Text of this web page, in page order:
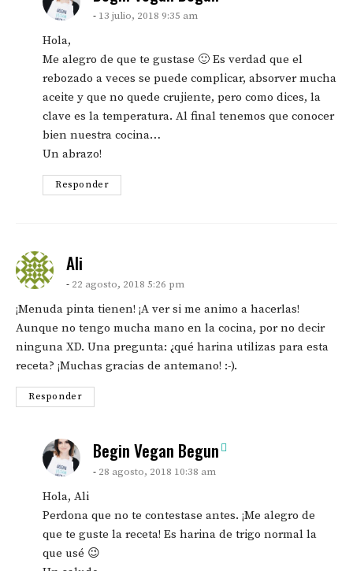
13 julio, 2018 9:35 am
Hola,
Me alegro de que te gustase 🙂 Es verdad que el
rebozado a veces se puede complicar, absorver mucha
aceite y que no quede crujiente, pero como dices, la
clave es la temperatura. Al final tenemos que conocer
bien nuestra cocina…
Un abrazo!
Responder
Ali
22 agosto, 2018 5:26 pm
¡Menuda pinta tienen! ¡A ver si me animo a hacerlas!
Aunque no tengo mucha mano en la cocina, por no decir
ninguna XD. Una pregunta: ¿qué harina utilizas para esta
receta? ¡Muchas gracias de antemano! :-).
Responder
Begin Vegan Begun
28 agosto, 2018 10:38 am
Hola, Ali
Perdona que no te contestase antes. ¡Me alegro de
que te guste la receta! Es harina de trigo normal la
que usé 😉